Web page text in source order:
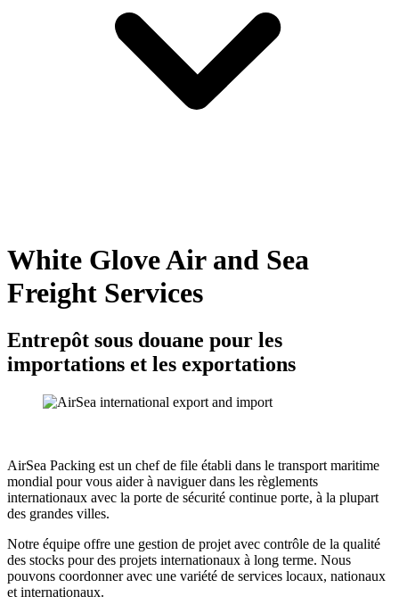
White Glove Air and Sea
Freight Services
Entrepôt sous douane pour les
importations et les exportations
AirSea Packing est un chef de file établi dans le transport maritime
mondial pour vous aider à naviguer dans les règlements
internationaux avec la porte de sécurité continue porte, à la plupart
des grandes villes.
Notre équipe offre une gestion de projet avec contrôle de la qualité
des stocks pour des projets internationaux à long terme. Nous
pouvons coordonner avec une variété de services locaux, nationaux
et internationaux.